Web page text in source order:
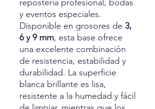
repostería profesional, bodas
y eventos especiales.
Disponible en grosores de 3,
6 y 9 mm, esta base ofrece
una excelente combinación
de resistencia, estabilidad y
durabilidad. La superficie
blanca brillante es lisa,
resistente a la humedad y fácil